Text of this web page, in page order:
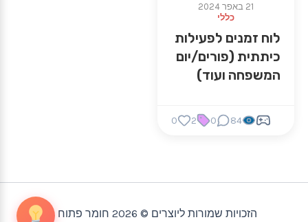
21 באפר 2024
כללי
לוח זמנים לפעילות
כיתתית (פורים/יום
המשפחה ועוד)
84
0
2
0
הזכויות שמורות ליוצרים © 2026 חומר פתוח |